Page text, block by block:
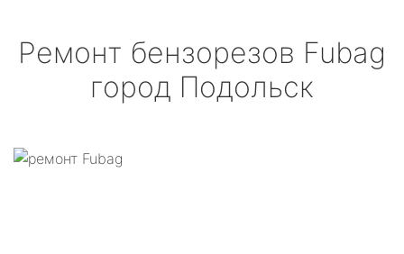
Ремонт бензорезов Fubag
город Подольск